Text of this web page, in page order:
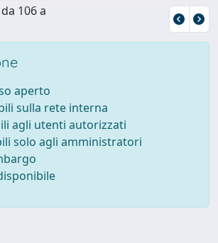
106 a
aperto
sulla rete interna
agli utenti autorizzati
solo agli amministratori